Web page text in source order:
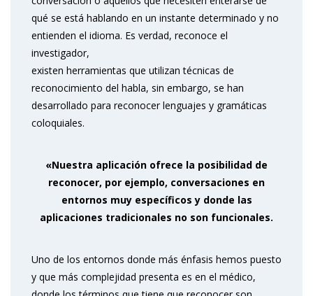
qué se está hablando en un instante determinado y no
entienden el idioma. Es verdad, reconoce el
investigador,
existen herramientas que utilizan técnicas de
reconocimiento del habla, sin embargo, se han
desarrollado para reconocer lenguajes y gramáticas
coloquiales.
«Nuestra aplicación ofrece la posibilidad de
reconocer, por ejemplo, conversaciones en
entornos muy específicos y donde las
aplicaciones tradicionales no son funcionales.
Uno de los entornos donde más énfasis hemos puesto
y que más complejidad presenta es en el médico,